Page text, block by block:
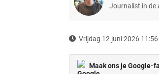
Journalist in de
Vrijdag 12 juni 2026 11:56
Maak ons je Google-